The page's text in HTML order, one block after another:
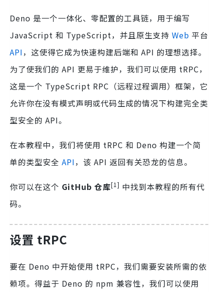
Deno 是一个一体化、零配置的工具链，用于编写
JavaScript 和 TypeScript，并且原生支持 Web 平台
API，这使得它成为快速构建后端和 API 的理想选择。
为了使我们的 API 更易于维护，我们可以使用 tRPC，
这是一个 TypeScript RPC（远程过程调用）框架，它
允许你在没有模式声明或代码生成的情况下构建完全类
型安全的 API。
在本教程中，我们将使用 tRPC 和 Deno 构建一个简
单的类型安全 API，该 API 返回有关恐龙的信息。
你可以在这个 GitHub 仓库[1] 中找到本教程的所有代
码。
设置 tRPC
要在 Deno 中开始使用 tRPC，我们需要安装所需的依
赖项。得益于 Deno 的 npm 兼容性，我们可以使用